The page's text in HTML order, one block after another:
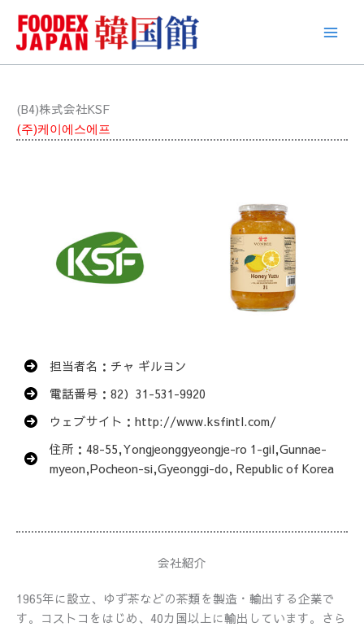
로
(B4)株式会社KSF
(주)케이에스에프
担当者名：チャ ギルヨン
電話番号：82）31-531-9920
ウェブサイト：http://www.ksfintl.com/
住所：48-55,Yongjeonggyeongje-ro 1-gil,Gunnae-
myeon,Pocheon-si,Gyeonggi-do, Republic of Korea
会社紹介
1965年に設立、ゆず茶などの茶類を製造・輸出する企業で
す。コストコをはじめ、40カ国以上に輸出しています。さら